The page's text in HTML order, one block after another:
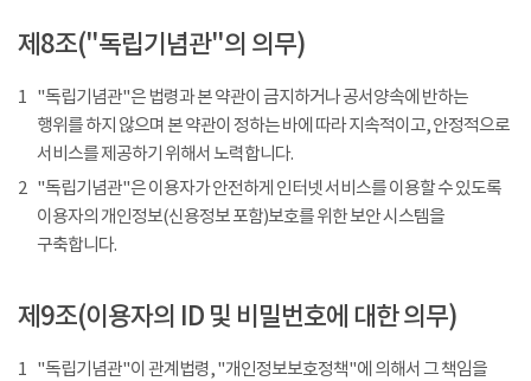
제8조("독립기념관"의 의무)
1 "독립기념관"은 법령과 본 약관이 금지하거나 공서양속에 반하는
행위를 하지 않으며 본 약관이 정하는 바에 따라 지속적이고, 안정적으로
서비스를 제공하기 위해서 노력합니다.
2 "독립기념관"은 이용자가 안전하게 인터넷 서비스를 이용할 수 있도록
이용자의 개인정보(신용정보 포함)보호를 위한 보안 시스템을
구축합니다.
제9조(이용자의 ID 및 비밀번호에 대한 의무)
1 "독립기념관"이 관계법령, "개인정보보호정책"에 의해서 그 책임을